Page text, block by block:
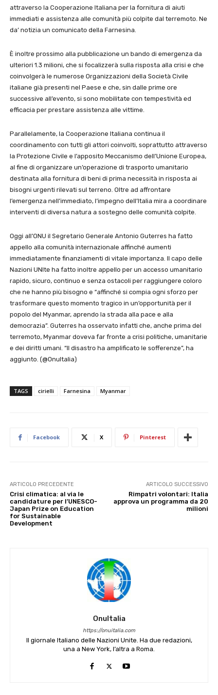
attraverso la Cooperazione Italiana per la fornitura di aiuti
immediati e assistenza alle comunità più colpite dal terremoto. Ne
da’ notizia un comunicato della Farnesina.
È inoltre prossimo alla pubblicazione un bando di emergenza da
ulteriori 1.3 milioni, che si focalizzerà sulla risposta alla crisi e che
coinvolgerà le numerose Organizzazioni della Società Civile
italiane già presenti nel Paese e che, sin dalle prime ore
successive all’evento, si sono mobilitate con tempestività ed
efficacia per prestare assistenza alle vittime.
Parallelamente, la Cooperazione Italiana continua il
coordinamento con tutti gli attori coinvolti, soprattutto attraverso
la Protezione Civile e l’apposito Meccanismo dell’Unione Europea,
al fine di organizzare un’operazione di trasporto umanitario
destinata alla fornitura di beni di prima necessità in risposta ai
bisogni urgenti rilevati sul terreno. Oltre ad affrontare
l’emergenza nell’immediato, l’impegno dell’Italia mira a coordinare
interventi di diversa natura a sostegno delle comunità colpite.
Oggi all’ONU il Segretario Generale Antonio Guterres ha fatto
appello alla comunità internazionale affinché aumenti
immediatamente finanziamenti di vitale importanza. Il capo delle
Nazioni UNIte ha fatto inoltre appello per un accesso umanitario
rapido, sicuro, continuo e senza ostacoli per raggiungere coloro
che ne hanno più bisogno e “affinché si compia ogni sforzo per
trasformare questo momento tragico in un’opportunità per il
popolo del Myanmar, aprendo la strada alla pace e alla
democrazia”. Guterres ha osservato infatti che, anche prima del
terremoto, Myanmar doveva far fronte a crisi politiche, umanitarie
e dei diritti umani. “Il disastro ha amplificato le sofferenze”, ha
aggiunto. (@OnuItalia)
TAGS cirielli Farnesina Myanmar
Facebook X Pinterest
ARTICOLO PRECEDENTE
Crisi climatica: al via le
candidature per l’UNESCO-
Japan Prize on Education
for Sustainable
Development
ARTICOLO SUCCESSIVO
Rimpatri volontari: Italia
approva un programma da 20
milioni
OnuItalia
https://onuitalia.com
Il giornale Italiano delle Nazioni Unite. Ha due redazioni,
una a New York, l’altra a Roma.